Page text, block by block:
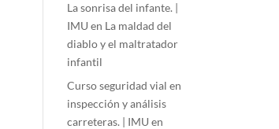
La sonrisa del infante. |
IMU en La maldad del
diablo y el maltratador
infantil
Curso seguridad vial en
inspección y análisis
carreteras. | IMU en